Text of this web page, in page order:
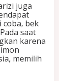
juga
coba, bek
saat
karena
memilih